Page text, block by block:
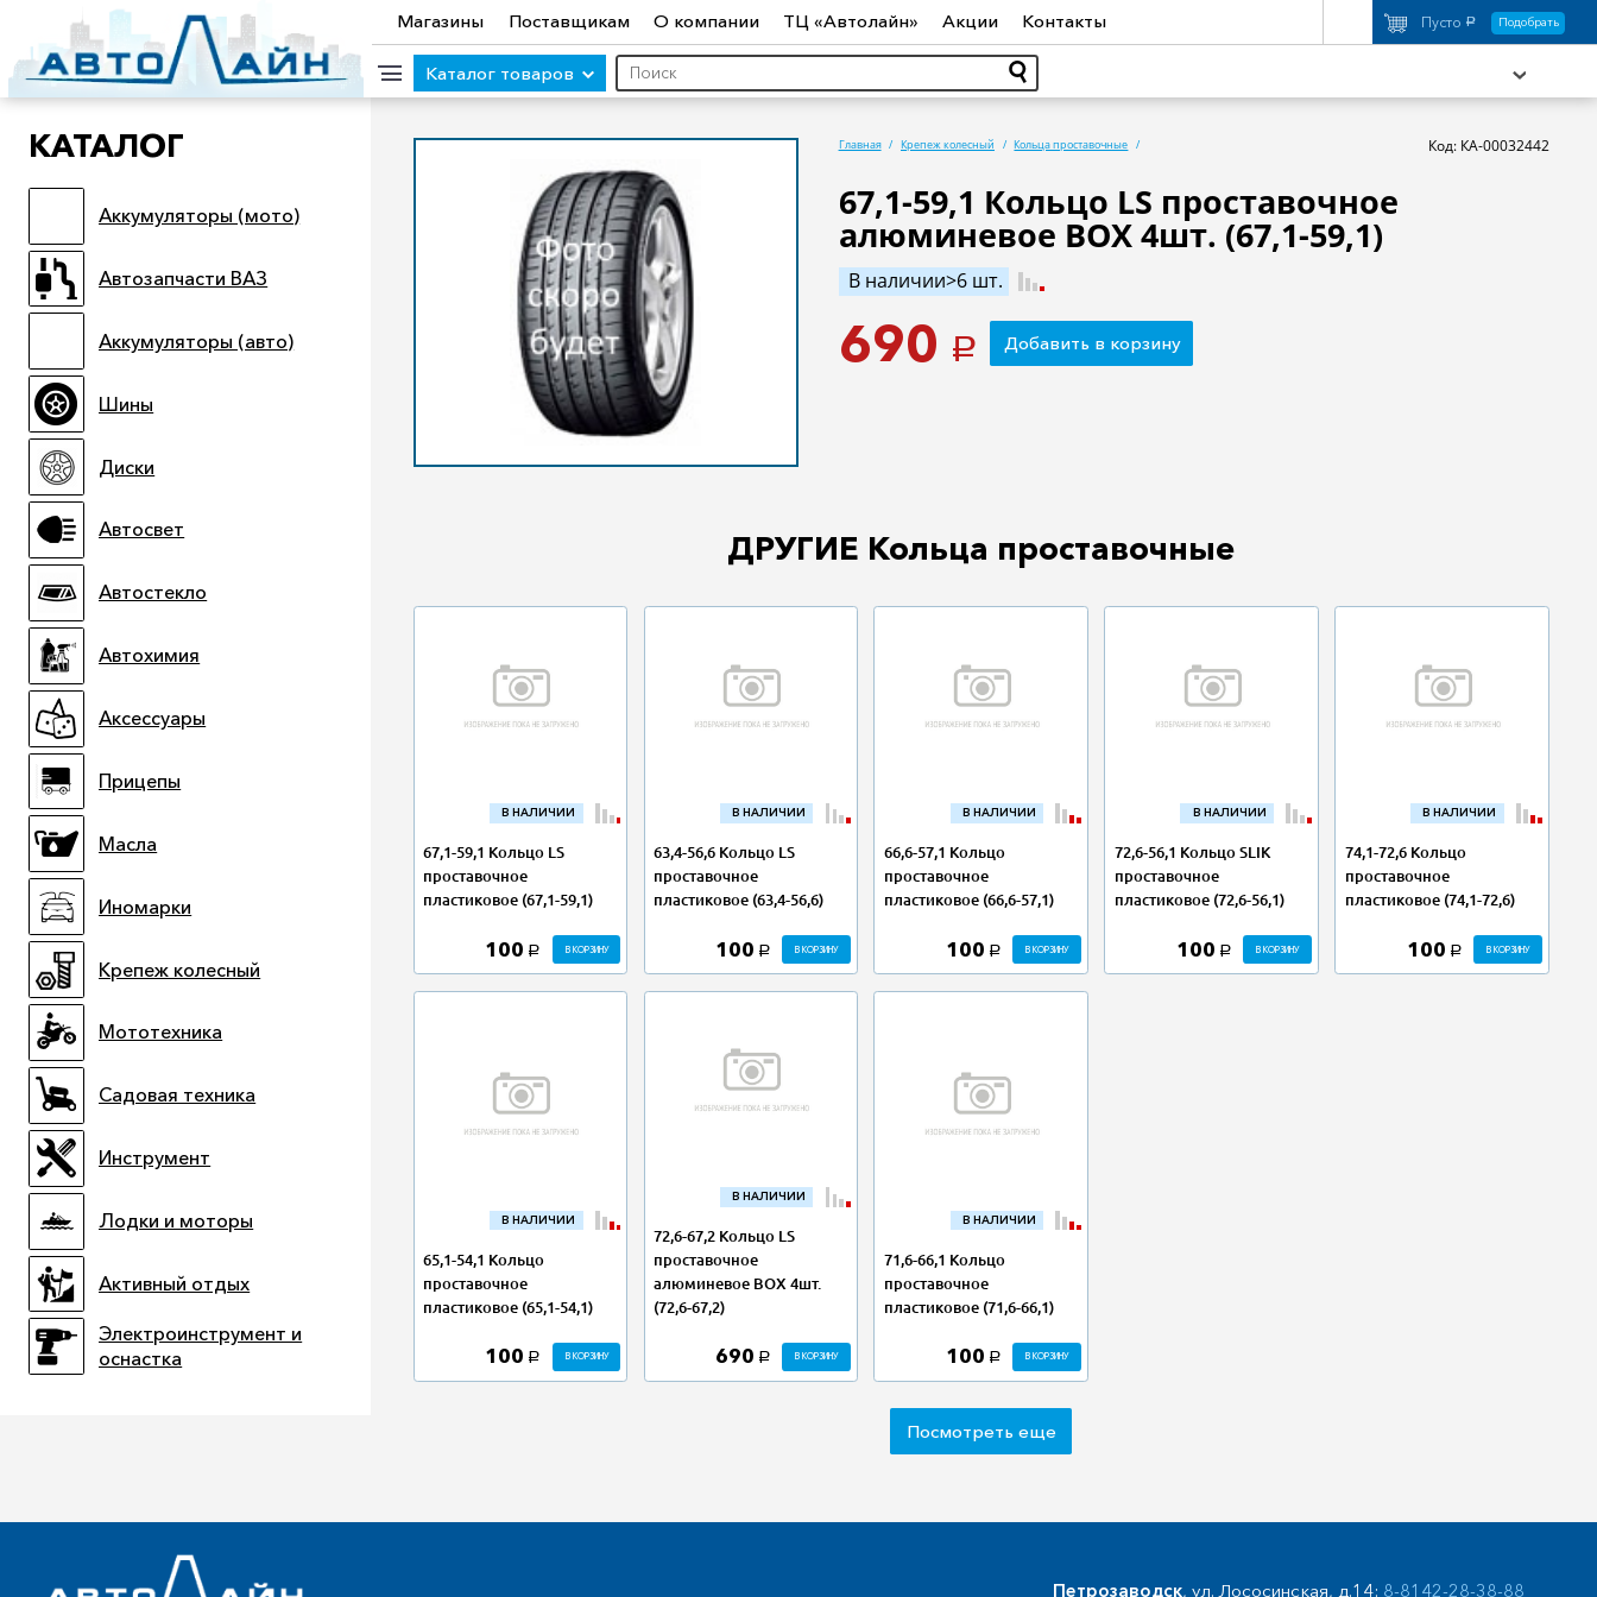
КАТЕГОРИИ ТОВАРОВ
Аккумуляторы (мото) Автозапчасти ВАЗ Аккумуляторы (авто) Шины Автосвет Автостекло Автохимия
Аксессуары
Прицепы
Иномарки Мототехника Садовая техника Инструмент Лодки и моторы
Электроинструмент и оснастка
Магазины Поставщикам О компании ТЦ «Автолайн» Акции Контакты Пусто a Подобрать
Каталог товаров
КАТАЛОГ
Аккумуляторы (мото)
Автозапчасти ВАЗ
Аккумуляторы (авто)
Шины
Диски
Автосвет
Автостекло
Автохимия
Аксессуары
Прицепы
Масла
Иномарки
Крепеж колесный
Мототехника
Садовая техника
Инструмент
Лодки и моторы
Активный отдых
Электроинструмент и
оснастка
Главная Крепеж колесный Кольца проставочные Код: КА-00032442
67,1-59,1 Кольцо LS проставочное
алюминевое BOX 4шт. (67,1-59,1)
В наличии>6 шт.
690 a Добавить в корзину
ДРУГИЕ Кольца проставочные
В НАЛИЧИИ
67,1-59,1 Кольцо LS
проставочное
пластиковое (67,1-59,1)
100 a В КОРЗИНУ
В НАЛИЧИИ
63,4-56,6 Кольцо LS
проставочное
пластиковое (63,4-56,6)
100 a В КОРЗИНУ
В НАЛИЧИИ
66,6-57,1 Кольцо
проставочное
пластиковое (66,6-57,1)
100 a В КОРЗИНУ
В НАЛИЧИИ
72,6-56,1 Кольцо SLIK
проставочное
пластиковое (72,6-56,1)
100 a В КОРЗИНУ
В НАЛИЧИИ
74,1-72,6 Кольцо
проставочное
пластиковое (74,1-72,6)
100 a В КОРЗИНУ
В НАЛИЧИИ
65,1-54,1 Кольцо
проставочное
пластиковое (65,1-54,1)
100 a В КОРЗИНУ
В НАЛИЧИИ
72,6-67,2 Кольцо LS
проставочное
алюминевое BOX 4шт.
(72,6-67,2)
690 a В КОРЗИНУ
В НАЛИЧИИ
71,6-66,1 Кольцо
проставочное
пластиковое (71,6-66,1)
100 a В КОРЗИНУ
Посмотреть еще
Петрозаводск, ул. Лососинская, д.14: 8-8142-28-38-88